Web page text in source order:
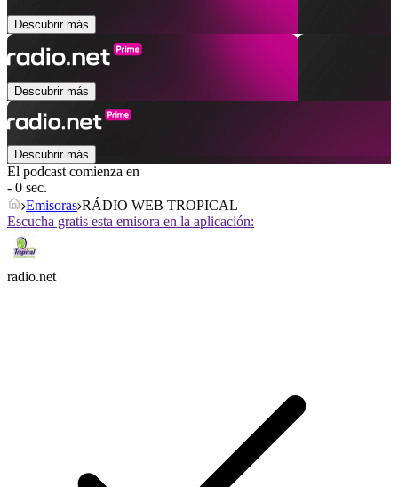
Descubrir más
Descubrir más
Descubrir más
El podcast comienza en
- 0 sec.
Emisoras RÁDIO WEB TROPICAL
Escucha gratis esta emisora en la aplicación:
radio.net